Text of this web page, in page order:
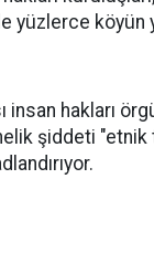
yüzlerce köyün
insan hakları
şiddeti "etnik